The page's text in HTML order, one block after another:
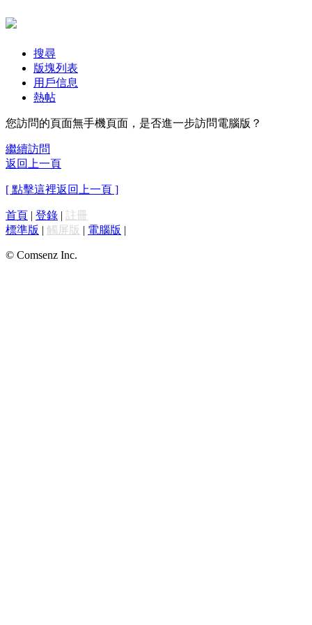
搜尋
版塊列表
用戶信息
熱帖
您訪問的頁面無手機頁面，是否進一步訪問電腦版？
繼續訪問
返回上一頁
[ 點擊這裡返回上一頁 ]
首頁 | 登錄 | 註冊
標準版 | 觸屏版 | 電腦版 |
© Comsenz Inc.